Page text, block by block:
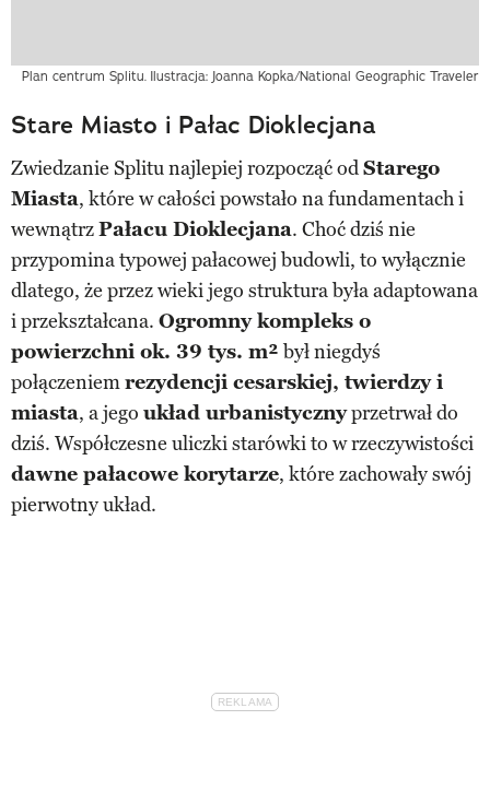
Plan centrum Splitu. Ilustracja: Joanna Kopka/National Geographic Traveler
Stare Miasto i Pałac Dioklecjana
Zwiedzanie Splitu najlepiej rozpocząć odStarego
Miasta, które w całości powstało na fundamentach i
wewnątrzPałacu Dioklecjana. Choć dziś nie
przypomina typowej pałacowej budowli, to wyłącznie
dlatego, że przez wieki jego struktura była adaptowana
i przekształcana. Ogromny kompleks o
powierzchni ok. 39 tys. m² był niegdyś
połączeniemrezydencji cesarskiej, twierdzy i
miasta, a jego układ urbanistycznyprzetrwał do
dziś. Współczesne uliczki starówki to w rzeczywistości
dawne pałacowe korytarze, które zachowały swój
pierwotny układ.